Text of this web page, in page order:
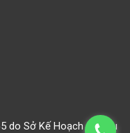
do Sở Kế Hoạch và Đầu